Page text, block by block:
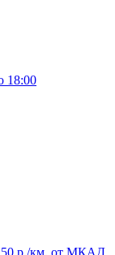
18:00
50 р./км. от МКАД